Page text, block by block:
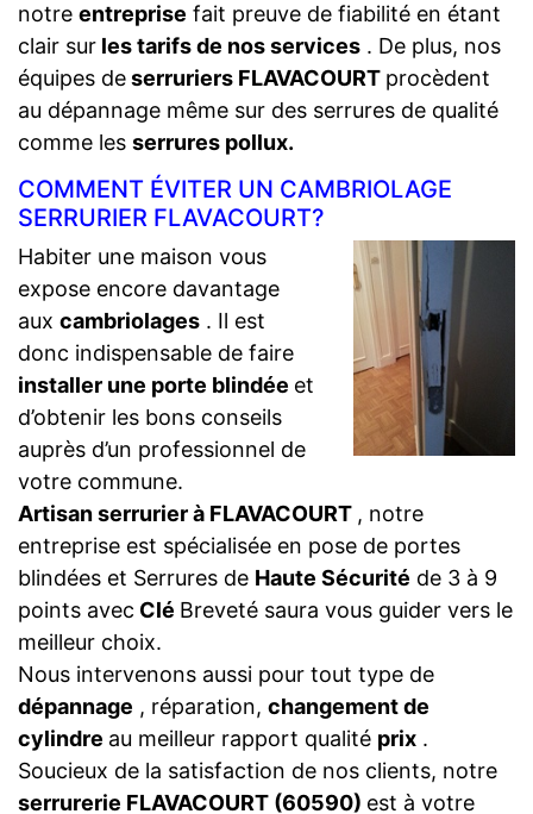
notre entreprise fait preuve de fiabilité en étant
clair sur les tarifs de nos services . De plus, nos
équipes deserruriers FLAVACOURT procèdent
au dépannage même sur des serrures de qualité
comme les serrures pollux.
COMMENT ÉVITER UN CAMBRIOLAGE
SERRURIER FLAVACOURT?
Habiter une maison vous
expose encore davantage
aux cambriolages . Il est
donc indispensable de faire
installer une porte blindée et
d’obtenir les bons conseils
auprès d’un professionnel de
votre commune.
Artisan serrurier à FLAVACOURT , notre
entreprise est spécialisée en pose de portes
blindées et Serrures de Haute Sécurité de 3 à 9
points avec Clé Breveté saura vous guider vers le
meilleur choix.
Nous intervenons aussi pour tout type de
dépannage , réparation, changement de
cylindre au meilleur rapport qualité prix .
Soucieux de la satisfaction de nos clients, notre
serrurerie FLAVACOURT (60590) est à votre